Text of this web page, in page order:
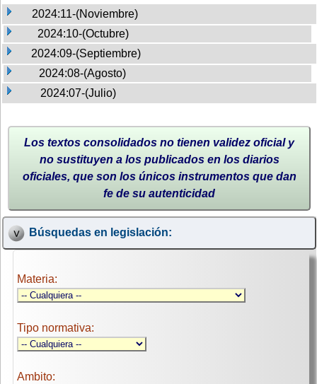
2024:11-(Noviembre)
2024:10-(Octubre)
2024:09-(Septiembre)
2024:08-(Agosto)
2024:07-(Julio)
Los textos consolidados no tienen validez oficial y
no sustituyen a los publicados en los diarios
oficiales, que son los únicos instrumentos que dan
fe de su autenticidad
Búsquedas en legislación:
Materia:
Tipo normativa:
Ambito: